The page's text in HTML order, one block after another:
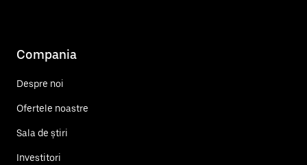
Compania
Despre noi
Ofertele noastre
Sala de știri
Investitori